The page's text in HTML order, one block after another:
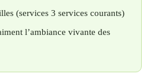
(services 3 services courants)
l’ambiance vivante des